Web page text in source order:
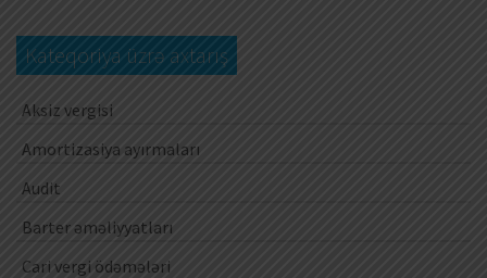
Kateqoriya üzrə axtarış
Aksiz vergisi
Amortizasiya ayırmaları
Audit
Barter əməliyyatları
Cari vergi ödəmələri